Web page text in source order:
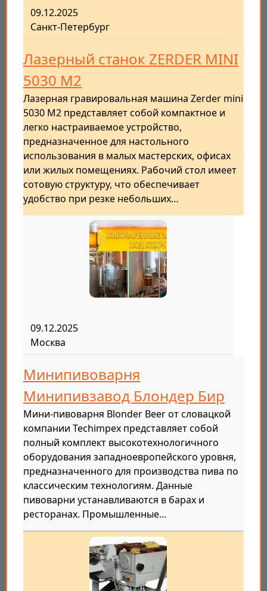
09.12.2025
Санкт-Петербург
Лазерный станок ZERDER MINI
5030 M2
Лазерная гравировальная машина Zerder mini
5030 M2 представляет собой компактное и
легко настраиваемое устройство,
предназначенное для настольного
использования в малых мастерских, офисах
или жилых помещениях. Рабочий стол имеет
сотовую структуру, что обеспечивает
удобство при резке небольших…
09.12.2025
Москва
Минипивоварня
Минипивзавод Блондер Бир
Мини-пивоварня Blonder Beer от словацкой
компании Techimpex представляет собой
полный комплект высокотехнологичного
оборудования западноевропейского уровня,
предназначенного для производства пива по
классическим технологиям. Данные
пивоварни устанавливаются в барах и
ресторанах. Промышленные…